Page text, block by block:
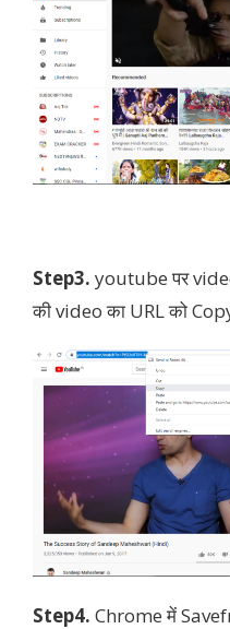
Step3. youtube पर
की video का URL को
Step4. Chrome में